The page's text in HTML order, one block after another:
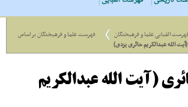
الفبایی علما و فرهیختگان
فهرست علما و فرهیختگان بر اساس
الله عبدالکریم حائری یزدی)
(آیت الله عبدالکریم